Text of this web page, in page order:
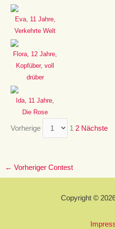
Eva, 11 Jahre,
Verkehrte Welt
Flora, 12 Jahre,
Kopfüber, voll
drüber
Ida, 11 Jahre,
Die Rose
Vorherige 1 2 Nächste
← Vorheriger Contest
Copyright ©